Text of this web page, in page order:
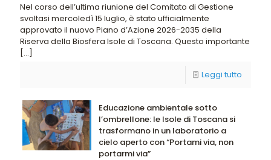
Nel corso dell’ultima riunione del Comitato di Gestione
svoltasi mercoledì 15 luglio, è stato ufficialmente
approvato il nuovo Piano d’Azione 2026-2035 della
Riserva della Biosfera Isole di Toscana. Questo importante
[…]
Leggi tutto
Educazione ambientale sotto
l’ombrellone: le Isole di Toscana si
trasformano in un laboratorio a
cielo aperto con “Portami via, non
portarmi via”